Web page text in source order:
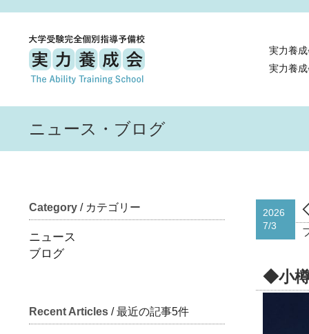
実力養
実力養
ニュース・ブログ
Category / カテゴリー
ニュース
ブログ
Recent Articles / 最近の記事5件
2026
7/3
◆小